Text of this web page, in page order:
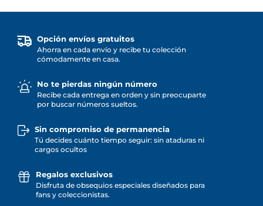
Opción envíos gratuitos
Ahorra en cada envío y recibe tu colección
cómodamente en casa.
No te pierdas ningún número
Recibe cada entrega en orden y sin preocuparte
por buscar números sueltos.
Sin compromiso de permanencia
Tú decides cuánto tiempo seguir: sin ataduras ni
cargos ocultos
Regalos exclusivos
Disfruta de obsequios especiales diseñados para
fans y coleccionistas.